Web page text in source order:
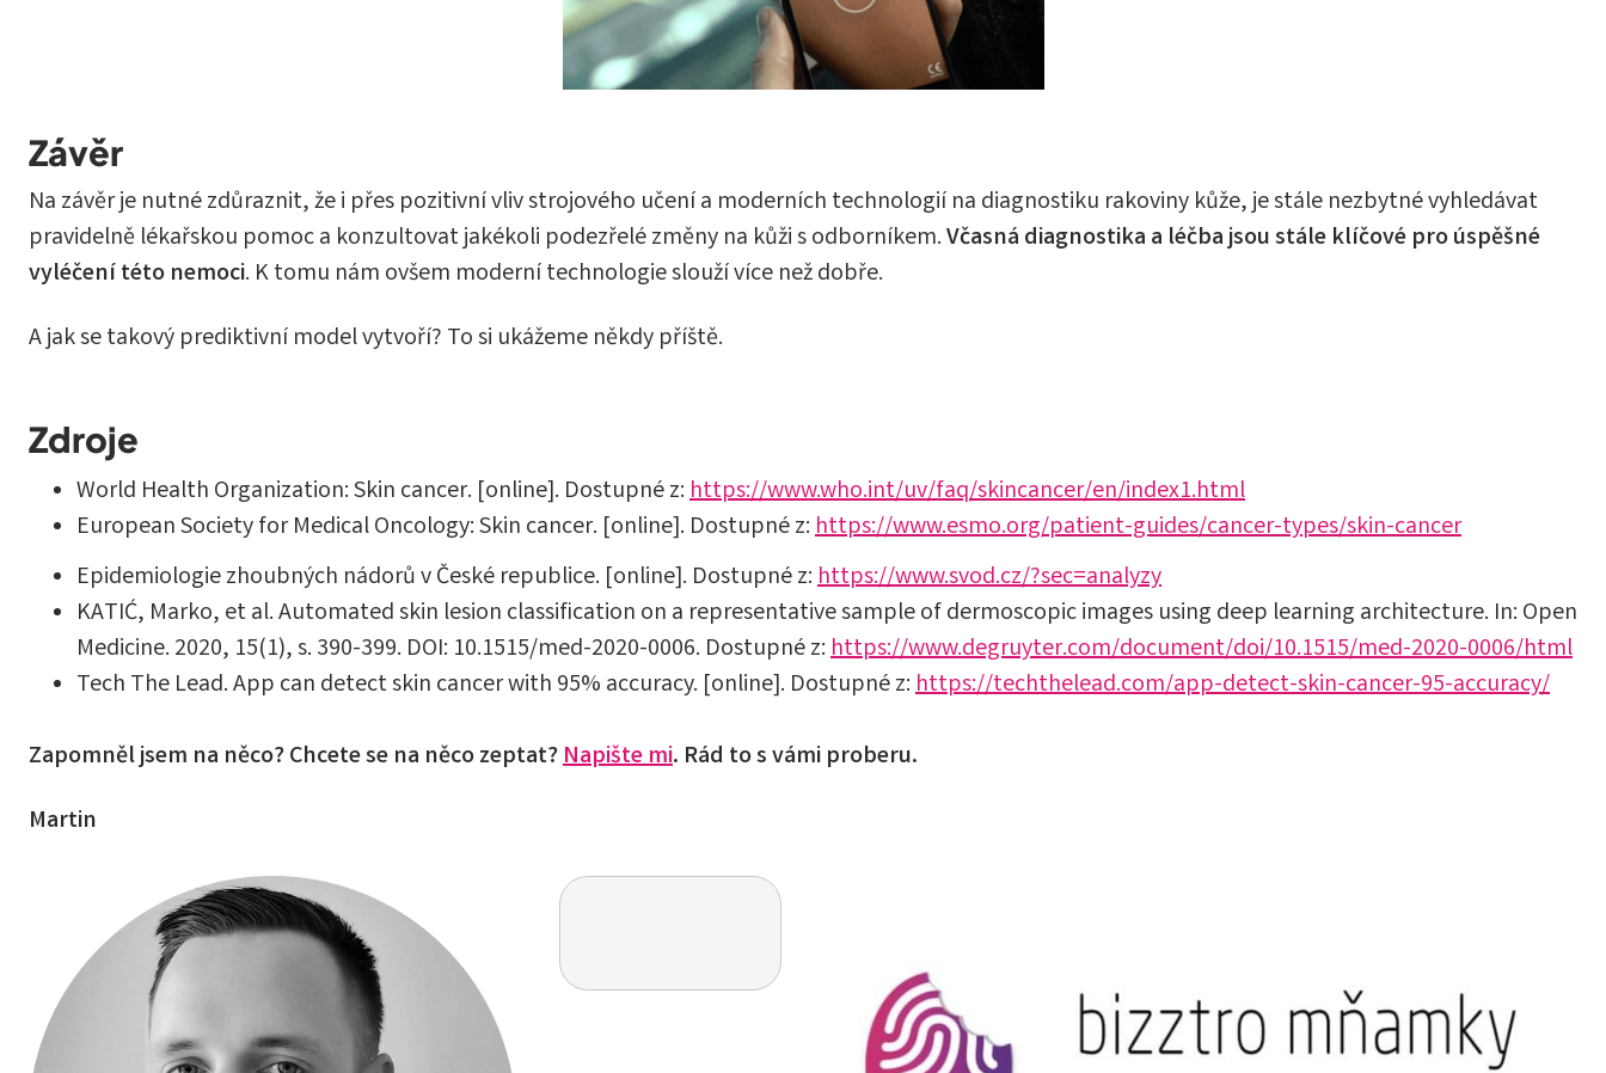
Závěr
Na závěr je nutné zdůraznit, že i přes pozitivní vliv strojového učení a moderních technologií na diagnostiku rakoviny kůže, je stále nezbytné vyhledávat
pravidelně lékařskou pomoc a konzultovat jakékoli podezřelé změny na kůži s odborníkem.Včasná diagnostika a léčba jsou stále klíčové pro úspěšné
vyléčení této nemoci. K tomu nám ovšem moderní technologie slouží více než dobře.
A jak se takový prediktivní model vytvoří? To si ukážeme někdy příště.
Zdroje
World Health Organization: Skin cancer. [online]. Dostupné z:https://www.who.int/uv/faq/skincancer/en/index1.html
European Society for Medical Oncology: Skin cancer. [online]. Dostupné z:https://www.esmo.org/patient-guides/cancer-types/skin-cancer
Epidemiologie zhoubných nádorů v České republice. [online]. Dostupné z:https://www.svod.cz/?sec=analyzy
KATIĆ, Marko, et al. Automated skin lesion classification on a representative sample of dermoscopic images using deep learning architecture. In: Open
Medicine. 2020, 15(1), s. 390-399. DOI: 10.1515/med-2020-0006. Dostupné z:https://www.degruyter.com/document/doi/10.1515/med-2020-0006/html
Tech The Lead. App can detect skin cancer with 95% accuracy. [online]. Dostupné z:https://techthelead.com/app-detect-skin-cancer-95-accuracy/
Zapomněl jsem na něco? Chcete se na něco zeptat?Napište mi. Rád to s vámi proberu.
Martin